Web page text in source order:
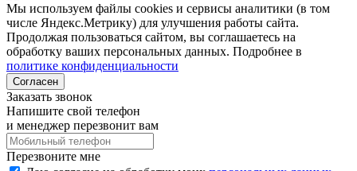
Мы используем файлы cookies и сервисы аналитики (в том
числе Яндекс.Метрику) для улучшения работы сайта.
Продолжая пользоваться сайтом, вы соглашаетесь на
обработку ваших персональных данных. Подробнее в
политике конфиденциальности
Согласен
Заказать звонок
Напишите свой телефон
и менеджер перезвонит вам
Перезвоните мне